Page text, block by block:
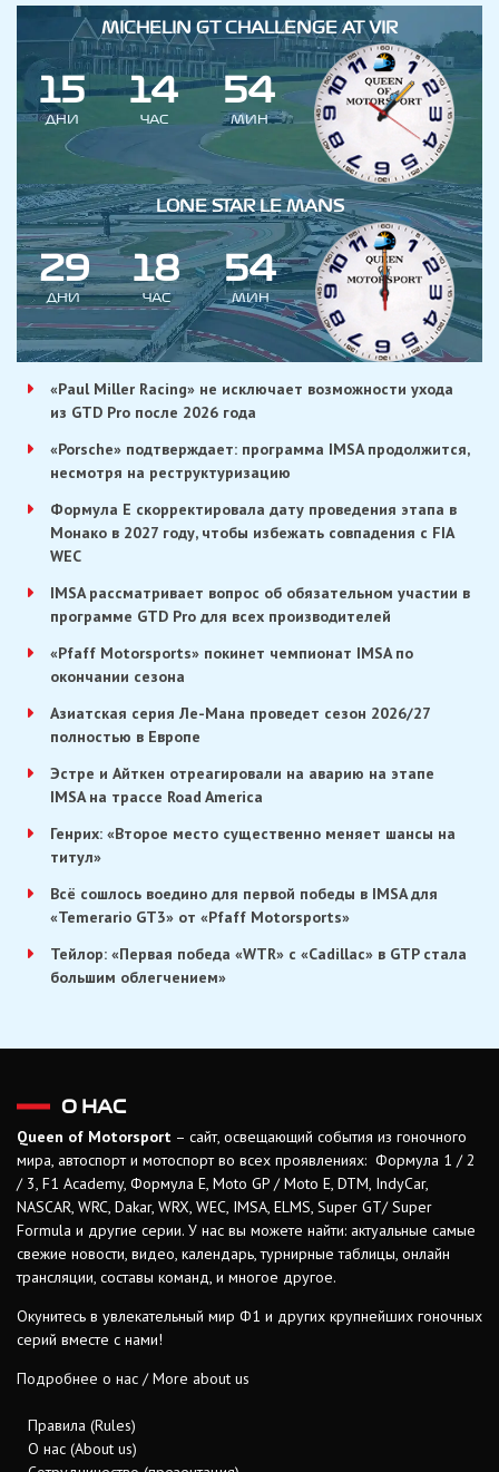
MICHELIN GT CHALLENGE AT VIR
15
ДНИ
14
ЧАС
54
МИН
LONE STAR LE MANS
29
ДНИ
18
ЧАС
54
МИН
«Paul Miller Racing» не исключает возможности ухода
из GTD Pro после 2026 года
«Porsche» подтверждает: программа IMSA продолжится,
несмотря на реструктуризацию
Формула E скорректировала дату проведения этапа в
Монако в 2027 году, чтобы избежать совпадения с FIA
WEC
IMSA рассматривает вопрос об обязательном участии в
программе GTD Pro для всех производителей
«Pfaff Motorsports» покинет чемпионат IMSA по
окончании сезона
Азиатская серия Ле-Мана проведет сезон 2026/27
полностью в Европе
Эстре и Айткен отреагировали на аварию на этапе
IMSA на трассе Road America
Генрих: «Второе место существенно меняет шансы на
титул»
Всё сошлось воедино для первой победы в IMSA для
«Temerario GT3» от «Pfaff Motorsports»
Тейлор: «Первая победа «WTR» с «Cadillac» в GTP стала
большим облегчением»
О НАС
Queen of Motorsport – сайт, освещающий события из гоночного
мира, автоспорт и мотоспорт во всех проявлениях: Формула 1 / 2
/ 3, F1 Academy, Формула Е, Moto GP / Moto E, DTM, IndyCar,
NASCAR, WRC, Dakar, WRX, WEC, IMSA, ELMS, Super GT/ Super
Formula и другие серии. У нас вы можете найти: актуальные самые
свежие новости, видео, календарь, турнирные таблицы, онлайн
трансляции, составы команд, и многое другое.
Окунитесь в увлекательный мир Ф1 и других крупнейших гоночных
серий вместе с нами!
Подробнее о нас / More about us
Правила (Rules)
О нас (About us)